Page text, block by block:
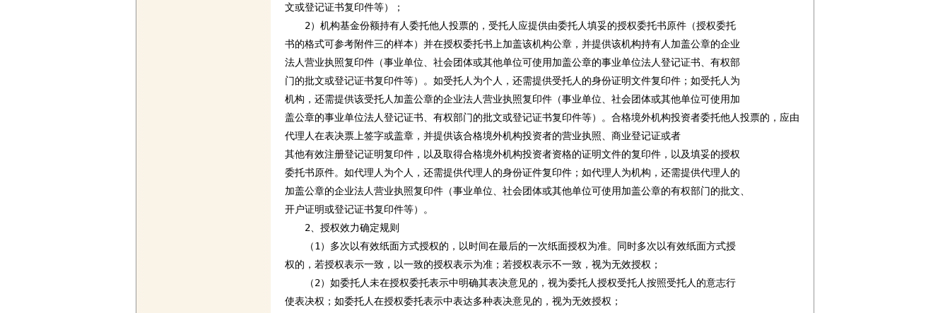
文或登记证书复印件等）；
2）机构基金份额持有人委托他人投票的，受托人应提供由委托人填妥的授权委托书原件（授权委托
书的格式可参考附件三的样本）并在授权委托书上加盖该机构公章，并提供该机构持有人加盖公章的企业
法人营业执照复印件（事业单位、社会团体或其他单位可使用加盖公章的事业单位法人登记证书、有权部
门的批文或登记证书复印件等）。如受托人为个人，还需提供受托人的身份证明文件复印件；如受托人为
机构，还需提供该受托人加盖公章的企业法人营业执照复印件（事业单位、社会团体或其他单位可使用加
盖公章的事业单位法人登记证书、有权部门的批文或登记证书复印件等）。合格境外机构投资者委托他人投票的，应由
代理人在表决票上签字或盖章，并提供该合格境外机构投资者的营业执照、商业登记证或者
其他有效注册登记证明复印件，以及取得合格境外机构投资者资格的证明文件的复印件，以及填妥的授权
委托书原件。如代理人为个人，还需提供代理人的身份证件复印件；如代理人为机构，还需提供代理人的
加盖公章的企业法人营业执照复印件（事业单位、社会团体或其他单位可使用加盖公章的有权部门的批文、
开户证明或登记证书复印件等）。
2、授权效力确定规则
（1）多次以有效纸面方式授权的，以时间在最后的一次纸面授权为准。同时多次以有效纸面方式授
权的，若授权表示一致，以一致的授权表示为准；若授权表示不一致，视为无效授权；
（2）如委托人未在授权委托表示中明确其表决意见的，视为委托人授权受托人按照受托人的意志行
使表决权；如委托人在授权委托表示中表达多种表决意见的，视为无效授权；